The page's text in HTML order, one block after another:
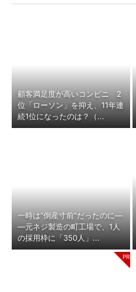
顧客満足度が高いコンビニ 2
位「ローソン」を抑え、11年連
続1位になったのは？（...
一時は“倒産寸前”だったのに―
―元ネジ製造の町工場で、1人
の採用枠に「350人」...